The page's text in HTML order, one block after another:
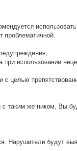
использовать
проблематичной.
использовании
с целью
с таким же ником, Вы
Нарушители будут